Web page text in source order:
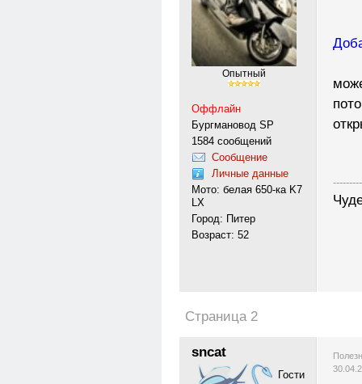
Опытный
Оффлайн
Бургмановод SP
1584 сообщений
Сообщение
Личные данные
Мото: белая 650-ка K7
LX
Город: Питер
Возраст: 52
Страница 2
sncat
Гости